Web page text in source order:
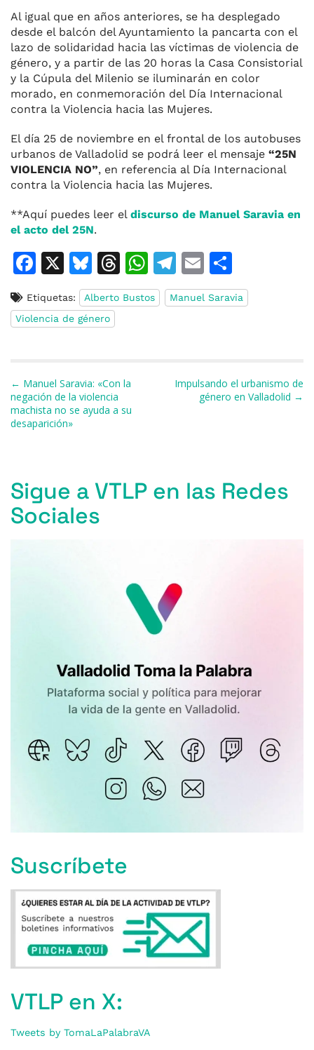
Al igual que en años anteriores, se ha desplegado
desde el balcón del Ayuntamiento la pancarta con el
lazo de solidaridad hacia las víctimas de violencia de
género, y a partir de las 20 horas la Casa Consistorial
y la Cúpula del Milenio se iluminarán en color
morado, en conmemoración del Día Internacional
contra la Violencia hacia las Mujeres.
El día 25 de noviembre en el frontal de los autobuses
urbanos de Valladolid se podrá leer el mensaje “25N
VIOLENCIA NO”, en referencia al Día Internacional
contra la Violencia hacia las Mujeres.
**Aquí puedes leer el discurso de Manuel Saravia en
el acto del 25N.
F
c
e
o
o
k
X
Bl
u
e
s
y
T
h
re
s
W
h
at
T
el
e
m
E
m
ai
o
m
ti
r
Etiquetas: Alberto Bustos
Manuel Saravia
Violencia de género
Navegación de entradas
← Manuel Saravia: «Con la
negación de la violencia
machista no se ayuda a su
desaparición»
Impulsando el urbanismo de
género en Valladolid →
Sigue a VTLP en las Redes
Sociales
Suscríbete
VTLP en X:
Tweets by TomaLaPalabraVA